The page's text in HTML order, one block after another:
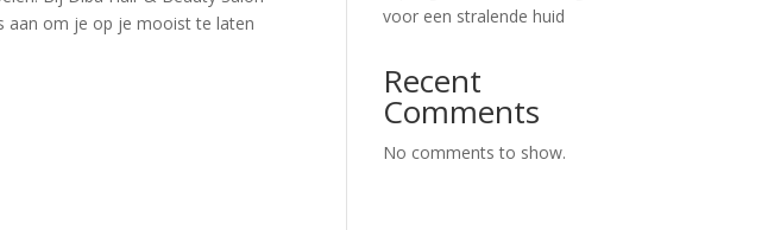
aan om je op je mooist te laten
voor een stralende huid
Recent
Comments
No comments to show.